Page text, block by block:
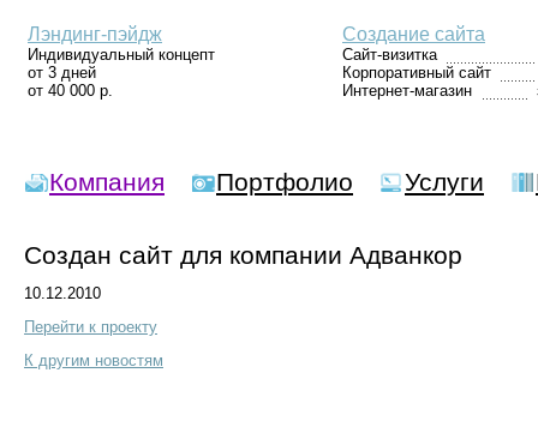
Лэндинг-пэйдж
Индивидуальный концепт
от 3 дней
от 40 000 р.
Создание сайта
Сайт-визитка
Корпоративный сайт
Интернет-магазин
Компания Портфолио Услуги
Создан сайт для компании Адванкор
10.12.2010
Перейти к проекту
К другим новостям